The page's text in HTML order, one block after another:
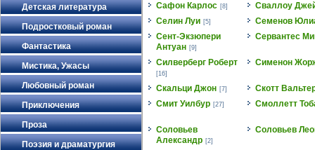
Детская литература
Подростковый роман
Фантастика
Мистика, Ужасы
Любовный роман
Приключения
Проза
Поэзия и драматургия
Сафон Карлос [8]
Сваллоу
Селин Луи [5]
Семенов
Сент-Экзюпери
Антуан [9]
Сервантес
Силверберг Роберт
[16]
Сименон
Скальци Джон [7]
Скотт
Смит Уилбур [27] Смоллетт
Соловьев
Александр [2]
Соловьев